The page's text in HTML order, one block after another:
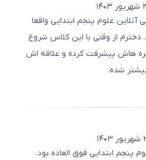
علوم پنجم ابتدایی واقعا
از وقتی با این کلاس شروع
‌هاش پیشرفت کرده و علاقه‌ اش
شده.
پنجم ابتدایی فوق ‌العاده بود.